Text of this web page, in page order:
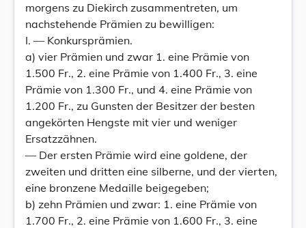
morgens zu Diekirch zusammentreten, um
nachstehende Prämien zu bewilligen:
I. — Konkursprämien.
a) vier Prämien und zwar 1. eine Prämie von
1.500 Fr., 2. eine Prämie von 1.400 Fr., 3. eine
Prämie von 1.300 Fr., und 4. eine Prämie von
1.200 Fr., zu Gunsten der Besitzer der besten
angekörten Hengste mit vier und weniger
Ersatzzähnen.
— Der ersten Prämie wird eine goldene, der
zweiten und dritten eine silberne, und der vierten,
eine bronzene Medaille beigegeben;
b) zehn Prämien und zwar: 1. eine Prämie von
1.700 Fr., 2. eine Prämie von 1.600 Fr., 3. eine